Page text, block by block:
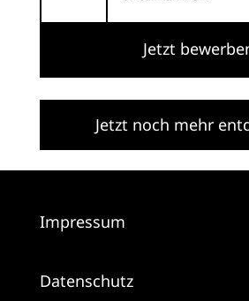
Jetzt
Jetzt noch mehr
Impressum
Datenschutz